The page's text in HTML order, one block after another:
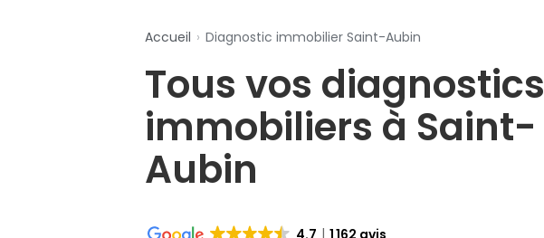
Accueil › Diagnostic immobilier Saint-Aubin
Tous vos diagnostics
immobiliers à Saint-
Aubin
4.7 1 162 avis